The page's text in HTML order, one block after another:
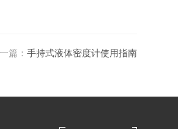
篇： 手持式液体密度计使用指南